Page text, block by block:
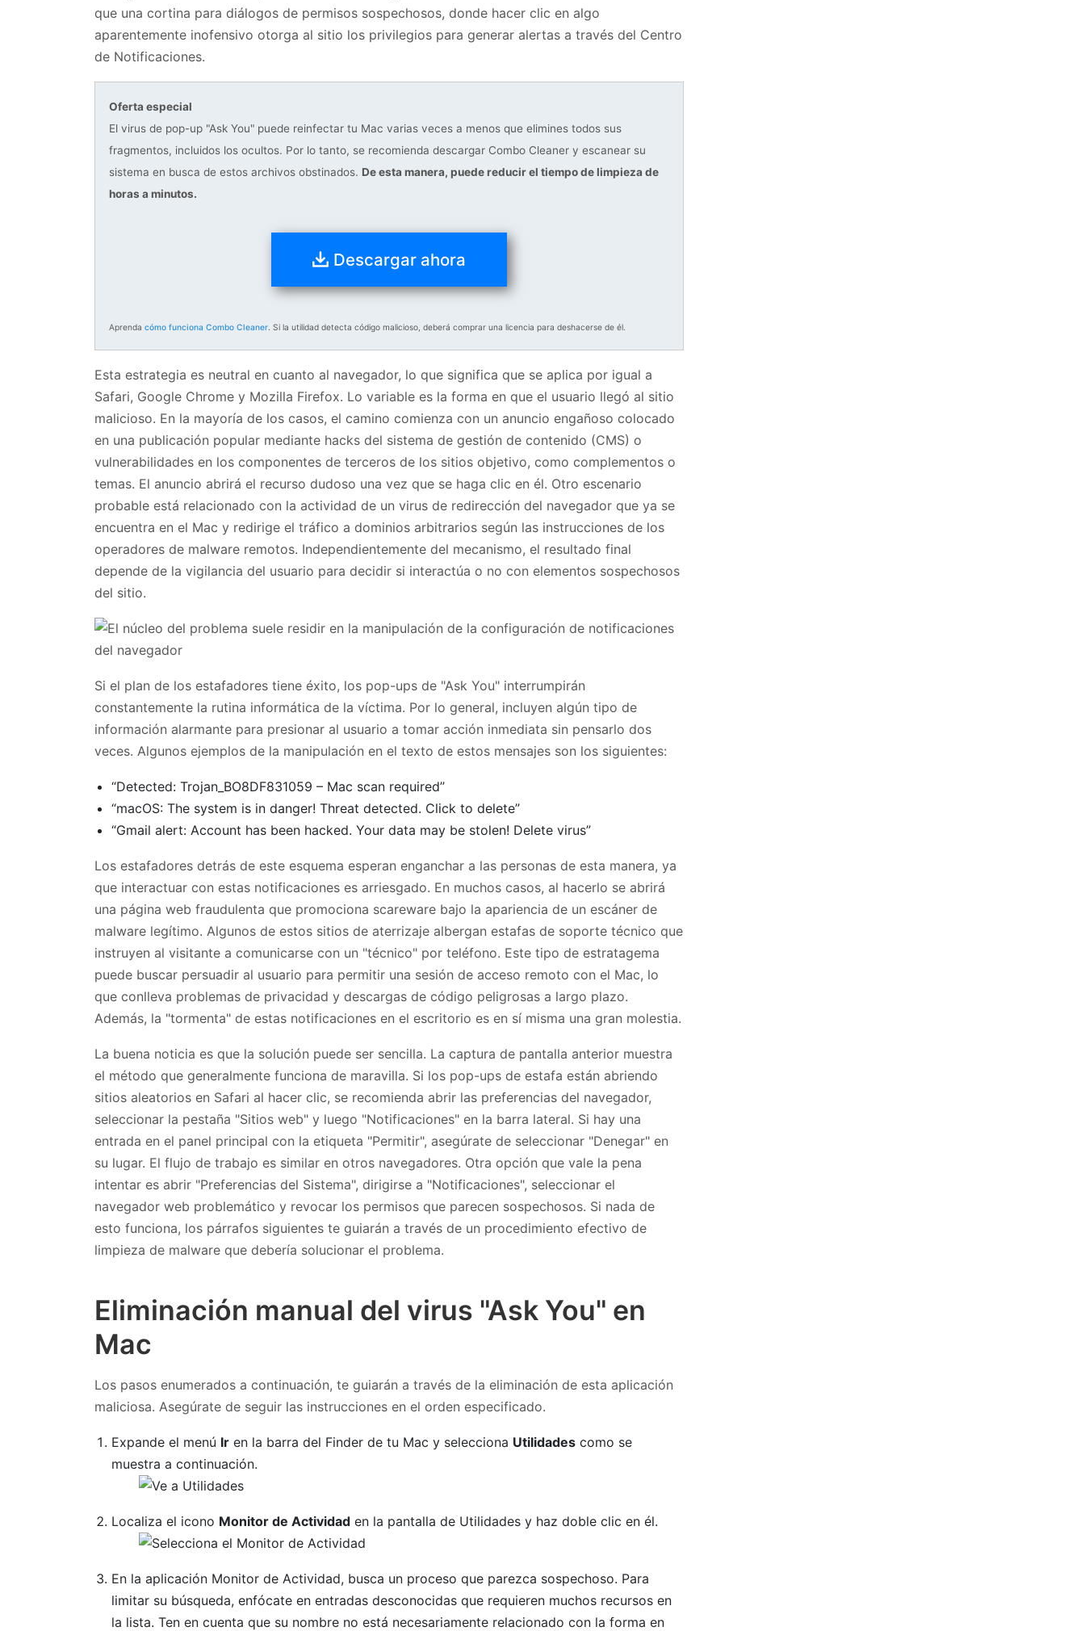
que una cortina para diálogos de permisos sospechosos, donde hacer clic en algo
aparentemente inofensivo otorga al sitio los privilegios para generar alertas a través del Centro
de Notificaciones.
Oferta especial
El virus de pop-up "Ask You" puede reinfectar tu Mac varias veces a menos que elimines todos sus
fragmentos, incluidos los ocultos. Por lo tanto, se recomienda descargar Combo Cleaner y escanear su
sistema en busca de estos archivos obstinados. De esta manera, puede reducir el tiempo de limpieza de
horas a minutos.
Descargar ahora
Aprenda cómo funciona Combo Cleaner. Si la utilidad detecta código malicioso, deberá comprar una licencia para deshacerse de él.
Esta estrategia es neutral en cuanto al navegador, lo que significa que se aplica por igual a
Safari, Google Chrome y Mozilla Firefox. Lo variable es la forma en que el usuario llegó al sitio
malicioso. En la mayoría de los casos, el camino comienza con un anuncio engañoso colocado
en una publicación popular mediante hacks del sistema de gestión de contenido (CMS) o
vulnerabilidades en los componentes de terceros de los sitios objetivo, como complementos o
temas. El anuncio abrirá el recurso dudoso una vez que se haga clic en él. Otro escenario
probable está relacionado con la actividad de un virus de redirección del navegador que ya se
encuentra en el Mac y redirige el tráfico a dominios arbitrarios según las instrucciones de los
operadores de malware remotos. Independientemente del mecanismo, el resultado final
depende de la vigilancia del usuario para decidir si interactúa o no con elementos sospechosos
del sitio.
Si el plan de los estafadores tiene éxito, los pop-ups de "Ask You" interrumpirán
constantemente la rutina informática de la víctima. Por lo general, incluyen algún tipo de
información alarmante para presionar al usuario a tomar acción inmediata sin pensarlo dos
veces. Algunos ejemplos de la manipulación en el texto de estos mensajes son los siguientes:
“Detected: Trojan_BO8DF831059 – Mac scan required”
“macOS: The system is in danger! Threat detected. Click to delete”
“Gmail alert: Account has been hacked. Your data may be stolen! Delete virus”
Los estafadores detrás de este esquema esperan enganchar a las personas de esta manera, ya
que interactuar con estas notificaciones es arriesgado. En muchos casos, al hacerlo se abrirá
una página web fraudulenta que promociona scareware bajo la apariencia de un escáner de
malware legítimo. Algunos de estos sitios de aterrizaje albergan estafas de soporte técnico que
instruyen al visitante a comunicarse con un "técnico" por teléfono. Este tipo de estratagema
puede buscar persuadir al usuario para permitir una sesión de acceso remoto con el Mac, lo
que conlleva problemas de privacidad y descargas de código peligrosas a largo plazo.
Además, la "tormenta" de estas notificaciones en el escritorio es en sí misma una gran molestia.
La buena noticia es que la solución puede ser sencilla. La captura de pantalla anterior muestra
el método que generalmente funciona de maravilla. Si los pop-ups de estafa están abriendo
sitios aleatorios en Safari al hacer clic, se recomienda abrir las preferencias del navegador,
seleccionar la pestaña "Sitios web" y luego "Notificaciones" en la barra lateral. Si hay una
entrada en el panel principal con la etiqueta "Permitir", asegúrate de seleccionar "Denegar" en
su lugar. El flujo de trabajo es similar en otros navegadores. Otra opción que vale la pena
intentar es abrir "Preferencias del Sistema", dirigirse a "Notificaciones", seleccionar el
navegador web problemático y revocar los permisos que parecen sospechosos. Si nada de
esto funciona, los párrafos siguientes te guiarán a través de un procedimiento efectivo de
limpieza de malware que debería solucionar el problema.
Eliminación manual del virus "Ask You" en
Mac
Los pasos enumerados a continuación, te guiarán a través de la eliminación de esta aplicación
maliciosa. Asegúrate de seguir las instrucciones en el orden especificado.
Expande el menú Ir en la barra del Finder de tu Mac y selecciona Utilidades como se
muestra a continuación.
Localiza el icono Monitor de Actividad en la pantalla de Utilidades y haz doble clic en él.
En la aplicación Monitor de Actividad, busca un proceso que parezca sospechoso. Para
limitar su búsqueda, enfócate en entradas desconocidas que requieren muchos recursos en
la lista. Ten en cuenta que su nombre no está necesariamente relacionado con la forma en